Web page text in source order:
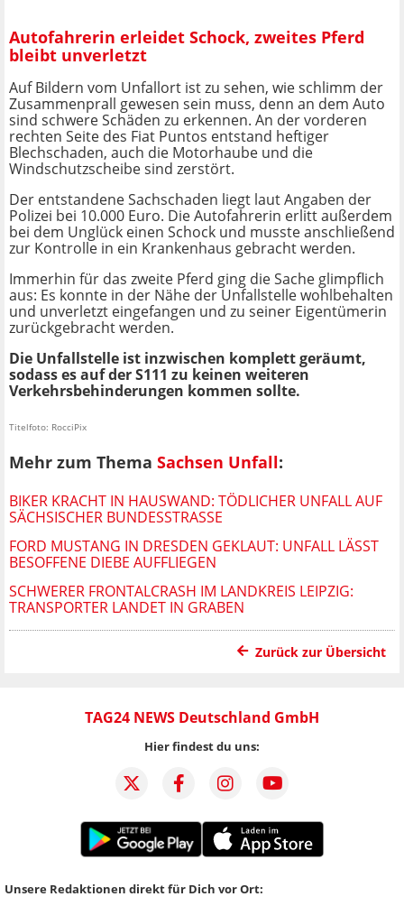
Autofahrerin erleidet Schock, zweites Pferd
bleibt unverletzt
Auf Bildern vom Unfallort ist zu sehen, wie schlimm der
Zusammenprall gewesen sein muss, denn an dem Auto
sind schwere Schäden zu erkennen. An der vorderen
rechten Seite des Fiat Puntos entstand heftiger
Blechschaden, auch die Motorhaube und die
Windschutzscheibe sind zerstört.
Der entstandene Sachschaden liegt laut Angaben der
Polizei bei 10.000 Euro. Die Autofahrerin erlitt außerdem
bei dem Unglück einen Schock und musste anschließend
zur Kontrolle in ein Krankenhaus gebracht werden.
Immerhin für das zweite Pferd ging die Sache glimpflich
aus: Es konnte in der Nähe der Unfallstelle wohlbehalten
und unverletzt eingefangen und zu seiner Eigentümerin
zurückgebracht werden.
Die Unfallstelle ist inzwischen komplett geräumt,
sodass es auf der S111 zu keinen weiteren
Verkehrsbehinderungen kommen sollte.
Titelfoto: RocciPix
Mehr zum Thema Sachsen Unfall:
BIKER KRACHT IN HAUSWAND: TÖDLICHER UNFALL AUF
SÄCHSISCHER BUNDESSTRASSE
FORD MUSTANG IN DRESDEN GEKLAUT: UNFALL LÄSST
BESOFFENE DIEBE AUFFLIEGEN
SCHWERER FRONTALCRASH IM LANDKREIS LEIPZIG:
TRANSPORTER LANDET IN GRABEN
Zurück zur Übersicht
TAG24 NEWS Deutschland GmbH
Hier findest du uns:
Unsere Redaktionen direkt für Dich vor Ort: